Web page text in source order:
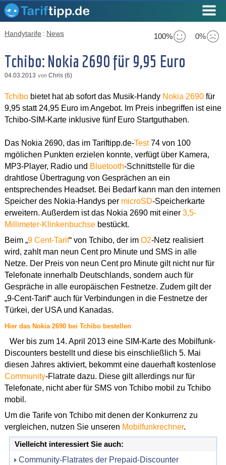
100% 0%
Handytarife : News
Tchibo: Nokia 2690 für 9,95 Euro
04.03.2013 von Chris (6)
Tchibobietet hat ab sofort das Musik-Handy Nokia 2690für
9,95 statt 24,95 Euro im Angebot. Im Preis inbegriffen ist eine
Tchibo-SIM-Karte inklusive fünf Euro Startguthaben.
Das Nokia 2690, das im Tariftipp.de-Test74 von 100
mgölichen Punkten erzielen konnte, verfügt über Kamera,
MP3-Player, Radio und Bluetooth-Schnittstelle für die
drahtlose Übertragung von Gesprächen an ein
entsprechendes Headset. Bei Bedarf kann man den internen
Speicher des Nokia-Handys per microSD-Speicherkarte
erweitern. Außerdem ist das Nokia 2690 mit einer 3,5-
Millimeter-Klinkenbuchsebestückt.
Beim „9 Cent-Tarif“ von Tchibo, der im O2-Netz realisiert
wird, zahlt man neun Cent pro Minute und SMS in alle
Netze. Der Preis von neun Cent pro Minute gilt nicht nur für
Telefonate innerhalb Deutschlands, sondern auch für
Gespräche in alle europäischen Festnetze. Zudem gilt der
„9-Cent-Tarif“ auch für Verbindungen in die Festnetze der
Türkei, der USA und Kanadas.
Hier das Nokia 2690 bei Tchibo bestellen
Wer bis zum 14. April 2013 eine SIM-Karte des Mobilfunk-
Discounters bestellt und diese bis einschließlich 5. Mai
diesen Jahres aktiviert, bekommt eine dauerhaft kostenlose
Community-Flatrate dazu. Diese gilt allerdings nur für
Telefonate, nicht aber für SMS von Tchibo mobil zu Tchibo
mobil.
Um die Tarife von Tchibo mit denen der Konkurrenz zu
vergleichen, nutzen Sie unseren Mobilfunkrechner.
Vielleicht interessiert Sie auch:
Community-Flatrates der Prepaid-Discounter